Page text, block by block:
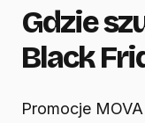
Gdzie
Black
Promocje